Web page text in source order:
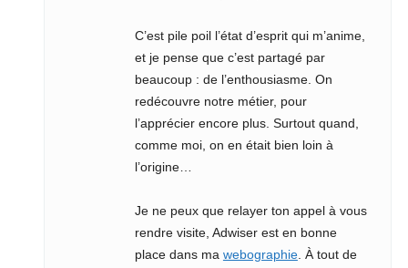
C’est pile poil l’état d’esprit qui m’anime,
et je pense que c’est partagé par
beaucoup : de l’enthousiasme. On
redécouvre notre métier, pour
l’apprécier encore plus. Surtout quand,
comme moi, on en était bien loin à
l’origine…
Je ne peux que relayer ton appel à vous
rendre visite, Adwiser est en bonne
place dans ma webographie. À tout de